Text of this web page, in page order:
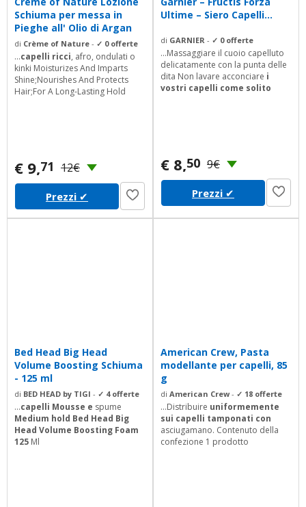
Schiuma per messa in
Pieghe all' Olio di Argan
di Crème of Nature - ✓ 0 offerte
...capelli ricci, afro, ondulati o
kinki Moisturizes And Imparts
Shine;Nourishes And Protects
Hair;For A Long-Lasting Hold
€ 9,71 12€
Prezzi ✔
Ultime – Siero Capelli...
di GARNIER - ✓ 0 offerte
...Massaggiare il cuoio capelluto
delicatamente con la punta delle
dita Non lavare acconciare i
vostri capelli come solito
€ 8,50 9€
Prezzi ✔
Bed Head Big Head
Volume Boosting Schiuma
- 125 ml
di BED HEAD by TIGI - ✓ 4 offerte
...capelli Mousse e spume
Medium hold Bed Head Big
Head Volume Boosting Foam
125 Ml
American Crew, Pasta
modellante per capelli, 85
g
di American Crew- ✓ 18 offerte
...Distribuire uniformemente
sui capelli tamponati con
asciugamano. Contenuto della
confezione 1 prodotto